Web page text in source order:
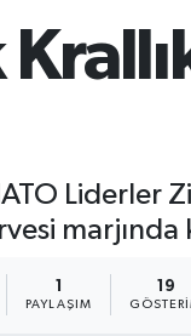
Liderler
1
PAYLAŞIM
19